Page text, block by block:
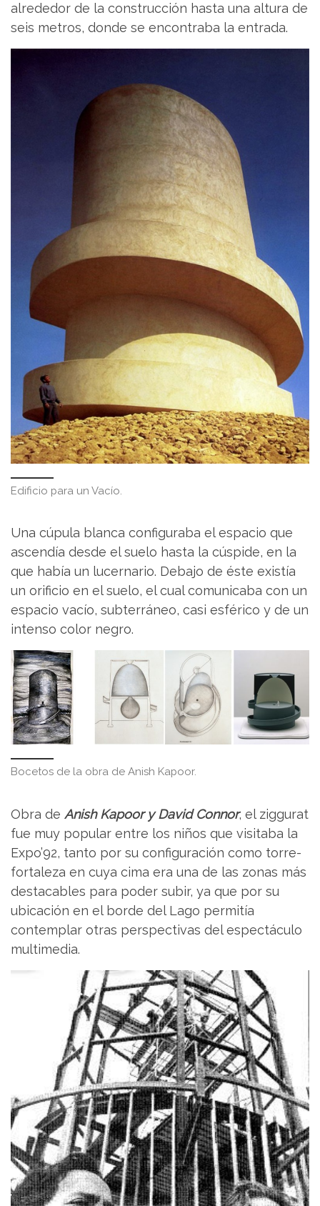
alrededor de la construcción hasta una altura de
seis metros, donde se encontraba la entrada.
Edificio para un Vacío.
Una cúpula blanca configuraba el espacio que
ascendía desde el suelo hasta la cúspide, en la
que había un lucernario. Debajo de éste existía
un orificio en el suelo, el cual comunicaba con un
espacio vacío, subterráneo, casi esférico y de un
intenso color negro.
Bocetos de la obra de Anish Kapoor.
Obra de Anish Kapoor y David Connor, el ziggurat
fue muy popular entre los niños que visitaba la
Expo’92, tanto por su configuración como torre-
fortaleza en cuya cima era una de las zonas más
destacables para poder subir, ya que por su
ubicación en el borde del Lago permitía
contemplar otras perspectivas del espectáculo
multimedia.